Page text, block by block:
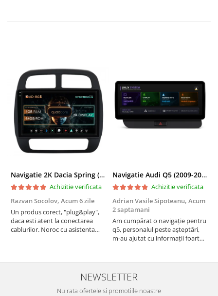
Navigatie 2K Dacia Spring (2021- Prezent), Android, S-Quadcore / 4GB RAM + 64GB ROM, 9.5 Inch - AD-BGS90042K+AD-BGRKIT366V4s
Achizitie verificata
Razvan Socolov, Acum 6 zile
Un produs corect, "plug&play",
daca esti atent la conectarea
cablurilor. Noroc cu asistenta
atras atentia ca nu era conectat
cablul de video de la camera
Navigatie Audi Q5 (2009-2017), Linux OS & OEM, MMI 3G, CarPlay & Android Auto Wireless, MirrorLink, Camera AHD, 12.3 Inch - AD-BGAALNXH+AD-BGRKITQ5002
Achizitie verificata
Adrian Vasile Sipoteanu, Acum
2 saptamani
Am cumpărat o navigație pentru
q5, personalul peste așteptări,
m-au ajutat cu informații foarte
serviabili, livrare rapidă, suport
tehnic, totul impecabil, o să revin
la ei și pentru vi...
NEWSLETTER
Nu rata ofertele si promotiile noastre